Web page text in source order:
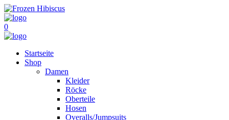
0
Startseite
Shop
Damen
Kleider
Röcke
Oberteile
Hosen
Overalls/Jumpsuits